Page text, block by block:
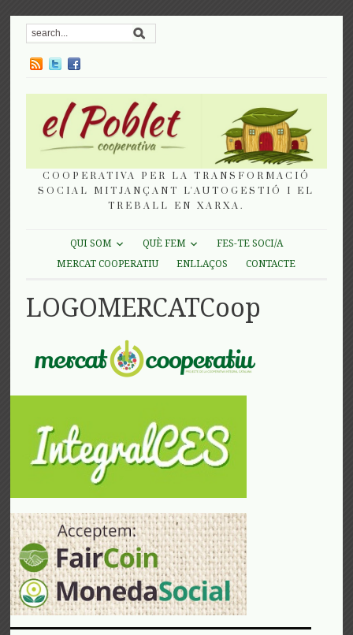
COOPERATIVA PER LA TRANSFORMACIÓ
SOCIAL MITJANÇANT L'AUTOGESTIÓ I EL
TREBALL EN XARXA.
QUI SOM QUÈ FEM
FES-TE SOCI/A
MERCAT COOPERATIU
ENLLAÇOS CONTACTE
LOGOMERCATCoop